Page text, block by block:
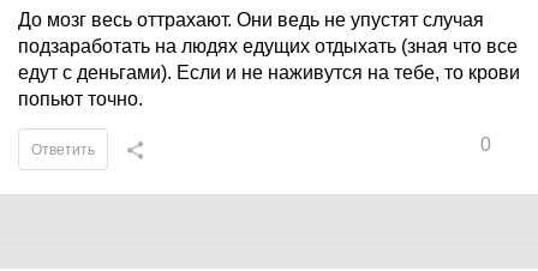
До мозг весь оттрахают. Они ведь не упустят случая
подзаработать на людях едущих отдыхать (зная что все
едут с деньгами). Если и не наживутся на тебе, то крови
попьют точно.
0
Ответить